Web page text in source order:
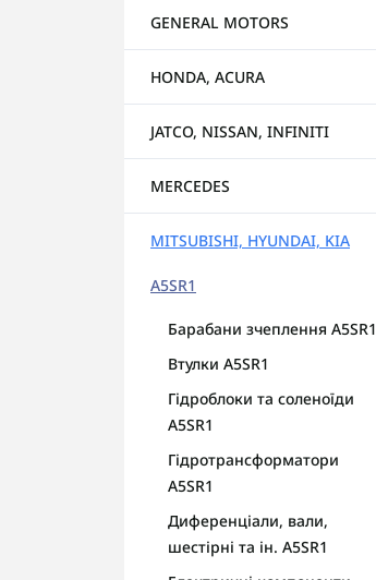
GENERAL MOTORS
HONDA, ACURA
JATCO, NISSAN, INFINITI
MERCEDES
MITSUBISHI, HYUNDAI, KIA
A5SR1
Барабани зчеплення A5SR1
Втулки A5SR1
Гідроблоки та соленоїди
A5SR1
Гідротрансформатори
A5SR1
Диференціали, вали,
шестірні та ін. A5SR1